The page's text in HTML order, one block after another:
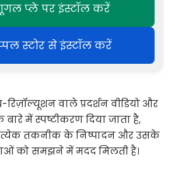
प्ले पर इंस्टॉल करें
स्टोर से इंस्टॉल करें
वाले प्रदर्शन वीडियो और
बारे में स्पष्टीकरण दिया जाता है,
तकनीक के निष्पादन और उसके
को समझने में मदद मिलती है।